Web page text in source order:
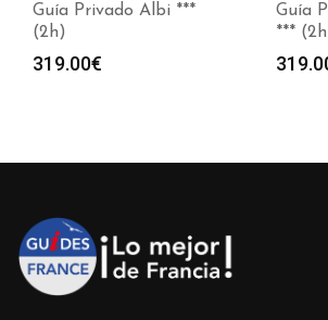
Guía Privado Albi ***
(2h)
319.00€
Guía
***